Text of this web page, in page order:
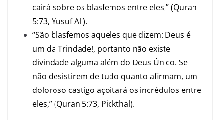
cairá sobre os blasfemos entre eles,” (Quran
5:73, Yusuf Ali).
“São blasfemos aqueles que dizem: Deus é
um da Trindade!, portanto não existe
divindade alguma além do Deus Único. Se
não desistirem de tudo quanto afirmam, um
doloroso castigo açoitará os incrédulos entre
eles,” (Quran 5:73, Pickthal).